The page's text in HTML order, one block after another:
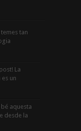
tan
La
un
aquesta
desde la